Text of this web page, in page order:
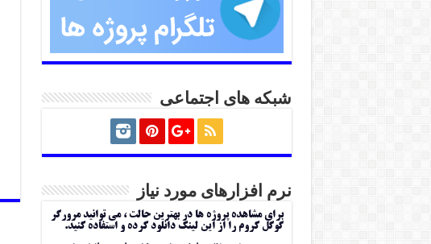
شبکه های اجتماعی
نرم افزارهای مورد نیاز
برای مشاهده پروژه ها در بهترین حالت ، می توانید مرورگر
گوگل کروم را از این لینک دانلود کرده و استفاده کنید.